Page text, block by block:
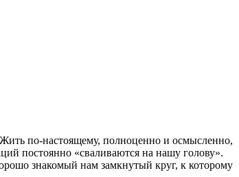
Жить по-настоящему, полноценно и осмысленно,
постоянно «сваливаются на нашу голову».
знакомый нам замкнутый круг, к которому